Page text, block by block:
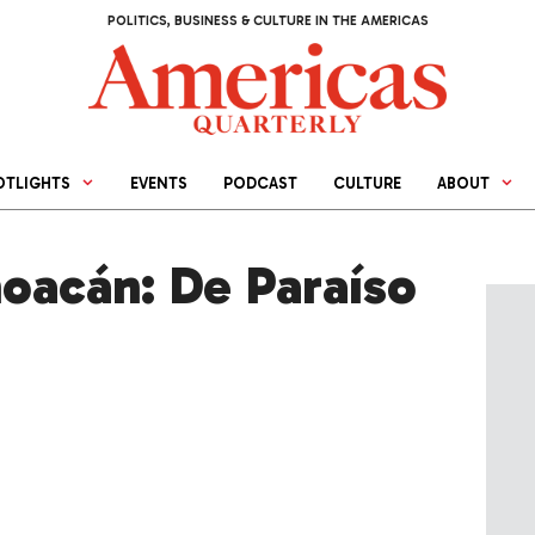
POLITICS, BUSINESS & CULTURE IN THE AMERICAS
EVENTS PODCAST CULTURE ABOUT
De Paraíso